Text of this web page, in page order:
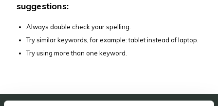
suggestions:
Always double check your spelling.
Try similar keywords, for example: tablet instead of laptop.
Try using more than one keyword.